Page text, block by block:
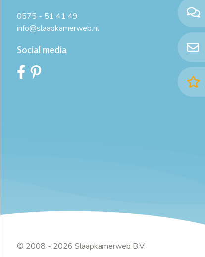
0575 - 51 41 49
info@slaapkamerweb.nl
Social media
© 2008 - 2026 Slaapkamerweb B.V.